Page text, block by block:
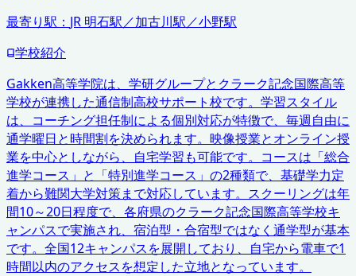
最寄り駅： JR 明石駅／加古川駅／小野駅
学校紹介
Gakken高等学院は、学研グループとクラーク記念国際高等
学校が連携した通信制高校サポート校です。学習スタイル
は、コーチング担任制による個別対応が特徴で、毎週自由に
通学曜日と時間割を決められます。映像授業とオンライン授
業を中心としながら、自宅学習も可能です。コースは「総合
進学コース」と「特別進学コース」の2種類で、基礎学力定
着から難関大学対策まで対応しています。スクーリングは年
間10～20日程度で、各府県のクラーク記念国際高等学校キ
ャンパスで実施され、宿泊型・合宿型ではなく通学型が基本
です。全国12キャンパスを展開しており、自宅から電車で1
時間以内のアクセスを想定した立地となっています。